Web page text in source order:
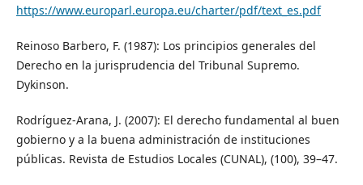
https://www.europarl.europa.eu/charter/pdf/text_es.pdf
Reinoso Barbero, F. (1987): Los principios generales del
Derecho en la jurisprudencia del Tribunal Supremo.
Dykinson.
Rodríguez-Arana, J. (2007): El derecho fundamental al buen
gobierno y a la buena administración de instituciones
públicas. Revista de Estudios Locales (CUNAL), (100), 39–47.